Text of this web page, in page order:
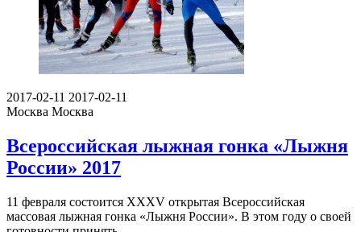
2017-02-11 2017-02-11
Москва Москва
Всероссийская лыжная гонка «Лыжня
России» 2017
11 февраля состоится XXXV открытая Всероссийская
массовая лыжная гонка «Лыжня России». В этом году о своей